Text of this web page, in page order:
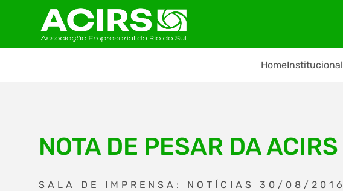
HomeInstitucional
NOTA DE PESAR DA ACIRS
SALA DE IMPRENSA: NOTÍCIAS 30/08/2016